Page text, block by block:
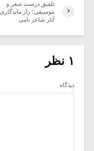
تلفیق درست شعر و
موسیقی؛ راز ماندگاری
آثار شاعر نامی
۱ نظر
دیدگاه